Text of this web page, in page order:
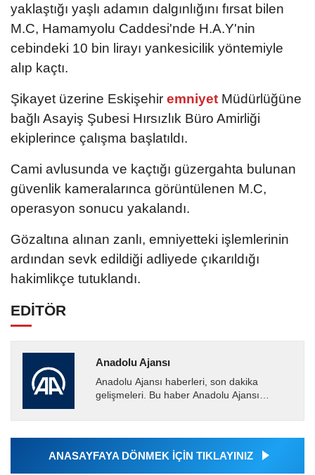
yaklaştığı yaşlı adamın dalgınlığını fırsat bilen
M.C, Hamamyolu Caddesi'nde H.A.Y'nin
cebindeki 10 bin lirayı yankesicilik yöntemiyle
alıp kaçtı.
Şikayet üzerine Eskişehir emniyet Müdürlüğüne
bağlı Asayiş Şubesi Hırsızlık Büro Amirliği
ekiplerince çalışma başlatıldı.
Cami avlusunda ve kaçtığı güzergahta bulunan
güvenlik kameralarınca görüntülenen M.C,
operasyon sonucu yakalandı.
Gözaltına alınan zanlı, emniyetteki işlemlerinin
ardından sevk edildiği adliyede çıkarıldığı
hakimlikçe tutuklandı.
EDİTÖR
Anadolu Ajansı
Anadolu Ajansı haberleri, son dakika
gelişmeleri. Bu haber Anadolu Ajansı
tarafından geçilen tüm...
ANASAYFAYA DÖNMEK İÇİN TIKLAYINIZ